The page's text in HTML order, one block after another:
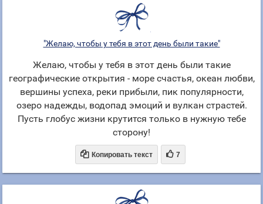
"Желаю, чтобы у тебя в этот день были такие"
Желаю, чтобы у тебя в этот день были такие
географические открытия - море счастья, океан любви,
вершины успеха, реки прибыли, пик популярности,
озеро надежды, водопад эмоций и вулкан страстей.
Пусть глобус жизни крутится только в нужную тебе
сторону!
 Копировать текст  7